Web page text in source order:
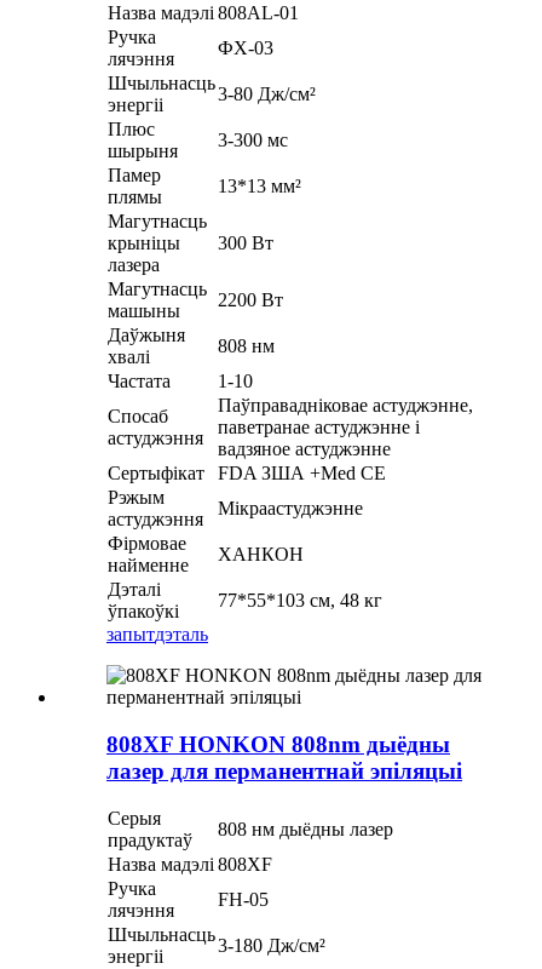
Назва мадэлі 808AL-01
Ручка
лячэння
ФХ-03
Шчыльнасць
энергіі
3-80 Дж/см²
Плюс
шырыня
3-300 мс
Памер
плямы
13*13 мм²
Магутнасць
крыніцы
лазера
300 Вт
Магутнасць
машыны
2200 Вт
Даўжыня
хвалі
808 нм
Частата
1-10
Спосаб
астуджэння
Паўправадніковае астуджэнне,
паветранае астуджэнне і
вадзяное астуджэнне
Сертыфікат
FDA ЗША +Med CE
Рэжым
астуджэння
Мікраастуджэнне
Фірмовае
найменне
ХАНКОН
Дэталі
ўпакоўкі
77*55*103 см, 48 кг
запытдэталь
808XF HONKON 808nm дыёдны
лазер для перманентнай эпіляцыі
Серыя
прадуктаў
808 нм дыёдны лазер
Назва мадэлі 808XF
Ручка
лячэння
FH-05
Шчыльнасць
энергіі
3-180 Дж/см²